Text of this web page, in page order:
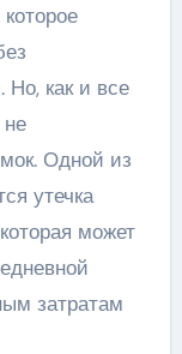
Но, как и все
Одной из
утечка
может
затратам